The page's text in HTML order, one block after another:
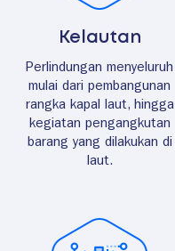
Kelautan
Perlindungan menyeluruh
mulai dari pembangunan
rangka kapal laut, hingga
kegiatan pengangkutan
barang yang dilakukan di
laut.